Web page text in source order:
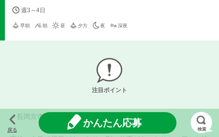
週3～4日
早朝 朝 昼 夕方 夜 深夜
注目ポイント
～長岡京市・大山崎町・向日市にお住いの方～
戻る
かんたん応募
検索